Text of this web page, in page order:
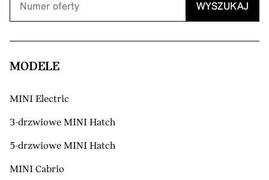
WYSZUKAJ
MODELE
MINI Electric
3-drzwiowe MINI Hatch
5-drzwiowe MINI Hatch
MINI Cabrio